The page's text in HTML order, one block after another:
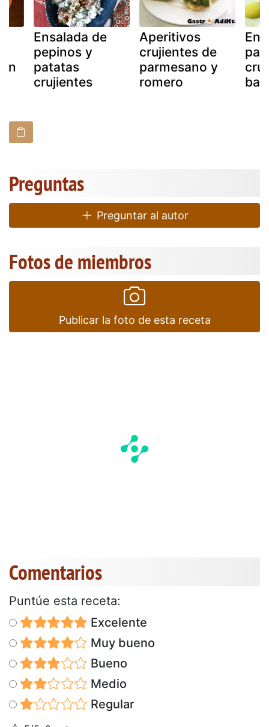
Ensalada de
pepinos y
patatas
crujientes
Aperitivos
crujientes de
parmesano y
romero
Preguntas
Preguntar al autor
Fotos de miembros
Publicar la foto de esta receta
Comentarios
Puntúe esta receta:
Excelente
Muy bueno
Bueno
Medio
Regular